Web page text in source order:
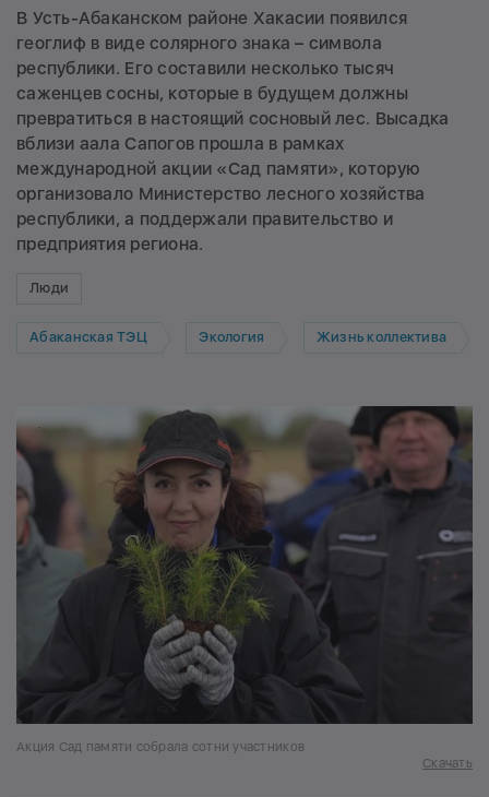
В Усть-Абаканском районе Хакасии появился
геоглиф в виде солярного знака – символа
республики. Его составили несколько тысяч
саженцев сосны, которые в будущем должны
превратиться в настоящий сосновый лес. Высадка
вблизи аала Сапогов прошла в рамках
международной акции «Сад памяти», которую
организовало Министерство лесного хозяйства
республики, а поддержали правительство и
предприятия региона.
Люди
Абаканская ТЭЦ Экология Жизнь коллектива
Акция Сад памяти собрала сотни участников
Скачать